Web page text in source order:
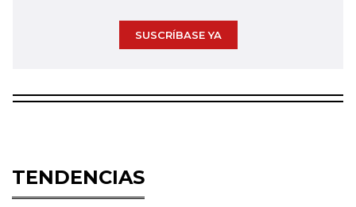
SUSCRÍBASE YA
TENDENCIAS